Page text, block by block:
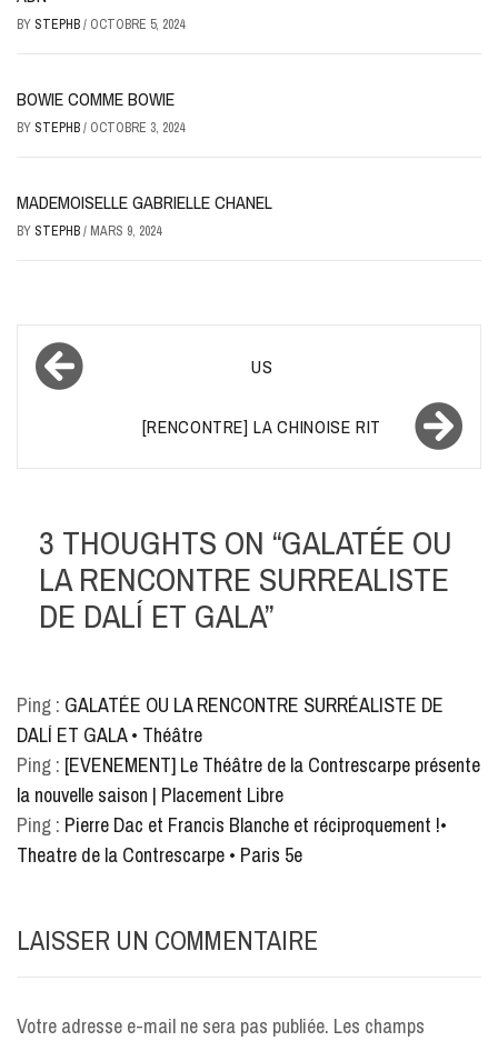
BY STEPHB/ OCTOBRE 5, 2024
BOWIE COMME BOWIE
BY STEPHB/ OCTOBRE 3, 2024
MADEMOISELLE GABRIELLE CHANEL
BY STEPHB/ MARS 9, 2024
Navigation
de
US
[RENCONTRE] LA CHINOISE RIT
3 THOUGHTS ON “GALATÉE OU
LA RENCONTRE SURREALISTE
DE DALÍ ET GALA”
Ping : GALATÉE OU LA RENCONTRE SURRÉALISTE DE
DALÍ ET GALA • Théâtre
Ping : [EVENEMENT] Le Théâtre de la Contrescarpe présente
la nouvelle saison | Placement Libre
Ping : Pierre Dac et Francis Blanche et réciproquement !•
Theatre de la Contrescarpe • Paris 5e
LAISSER UN COMMENTAIRE
Votre adresse e-mail ne sera pas publiée. Les champs